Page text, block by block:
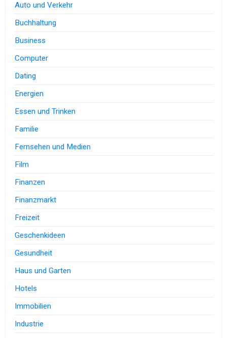
Auto und Verkehr
Buchhaltung
Business
Computer
Dating
Energien
Essen und Trinken
Familie
Fernsehen und Medien
Film
Finanzen
Finanzmarkt
Freizeit
Geschenkideen
Gesundheit
Haus und Garten
Hotels
Immobilien
Industrie